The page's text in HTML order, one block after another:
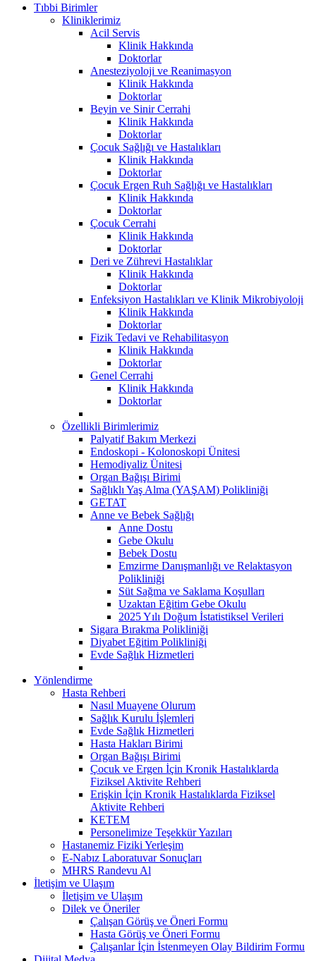
Tıbbi Birimler
Kliniklerimiz
Acil Servis
Klinik Hakkında
Doktorlar
Anesteziyoloji ve Reanimasyon
Klinik Hakkında
Doktorlar
Beyin ve Sinir Cerrahi
Klinik Hakkında
Doktorlar
Çocuk Sağlığı ve Hastalıkları
Klinik Hakkında
Doktorlar
Çocuk Ergen Ruh Sağlığı ve Hastalıkları
Klinik Hakkında
Doktorlar
Çocuk Cerrahi
Klinik Hakkında
Doktorlar
Deri ve Zührevi Hastalıklar
Klinik Hakkında
Doktorlar
Enfeksiyon Hastalıkları ve Klinik Mikrobiyoloji
Klinik Hakkında
Doktorlar
Fizik Tedavi ve Rehabilitasyon
Klinik Hakkında
Doktorlar
Genel Cerrahi
Klinik Hakkında
Doktorlar
Özellikli Birimlerimiz
Palyatif Bakım Merkezi
Endoskopi - Kolonoskopi Ünitesi
Hemodiyaliz Ünitesi
Organ Bağışı Birimi
Sağlıklı Yaş Alma (YAŞAM) Polikliniği
GETAT
Anne ve Bebek Sağlığı
Anne Dostu
Gebe Okulu
Bebek Dostu
Emzirme Danışmanlığı ve Relaktasyon
Polikliniği
Süt Sağma ve Saklama Koşulları
Uzaktan Eğitim Gebe Okulu
2025 Yılı Doğum İstatistiksel Verileri
Sigara Bırakma Polikliniği
Diyabet Eğitim Polikliniği
Evde Sağlık Hizmetleri
Yönlendirme
Hasta Rehberi
Nasıl Muayene Olurum
Sağlık Kurulu İşlemleri
Evde Sağlık Hizmetleri
Hasta Hakları Birimi
Organ Bağışı Birimi
Çocuk ve Ergen İçin Kronik Hastalıklarda
Fiziksel Aktivite Rehberi
Erişkin İçin Kronik Hastalıklarda Fiziksel
Aktivite Rehberi
KETEM
Personelimize Teşekkür Yazıları
Hastanemiz Fiziki Yerleşim
E-Nabız Laboratuvar Sonuçları
MHRS Randevu Al
İletişim ve Ulaşım
İletişim ve Ulaşım
Dilek ve Öneriler
Çalışan Görüş ve Öneri Formu
Hasta Görüş ve Öneri Formu
Çalışanlar İçin İstenmeyen Olay Bildirim Formu